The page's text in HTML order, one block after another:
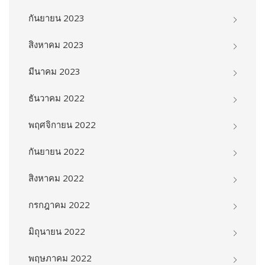
กันยายน 2023
สิงหาคม 2023
มีนาคม 2023
ธันวาคม 2022
พฤศจิกายน 2022
กันยายน 2022
สิงหาคม 2022
กรกฎาคม 2022
มิถุนายน 2022
พฤษภาคม 2022